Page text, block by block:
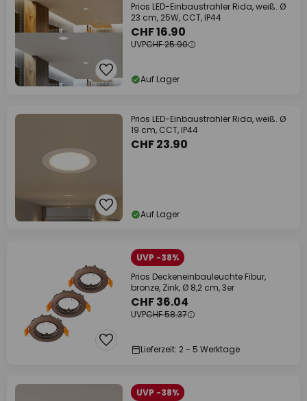
Prios LED-Einbaustrahler Rida, weiß. Ø
23 cm, 25W, CCT, IP44
CHF 16.90
UVPCHF 25.90
Auf Lager
Prios LED-Einbaustrahler Rida, weiß. Ø
19 cm, CCT, IP44
CHF 23.90
Auf Lager
UVP -38%
Prios Deckeneinbauleuchte Fibur,
bronze, Zink, Ø 8,2 cm, 3er
CHF 36.04
UVPCHF 58.37
Lieferzeit: 2 - 5 Werktage
UVP -38%